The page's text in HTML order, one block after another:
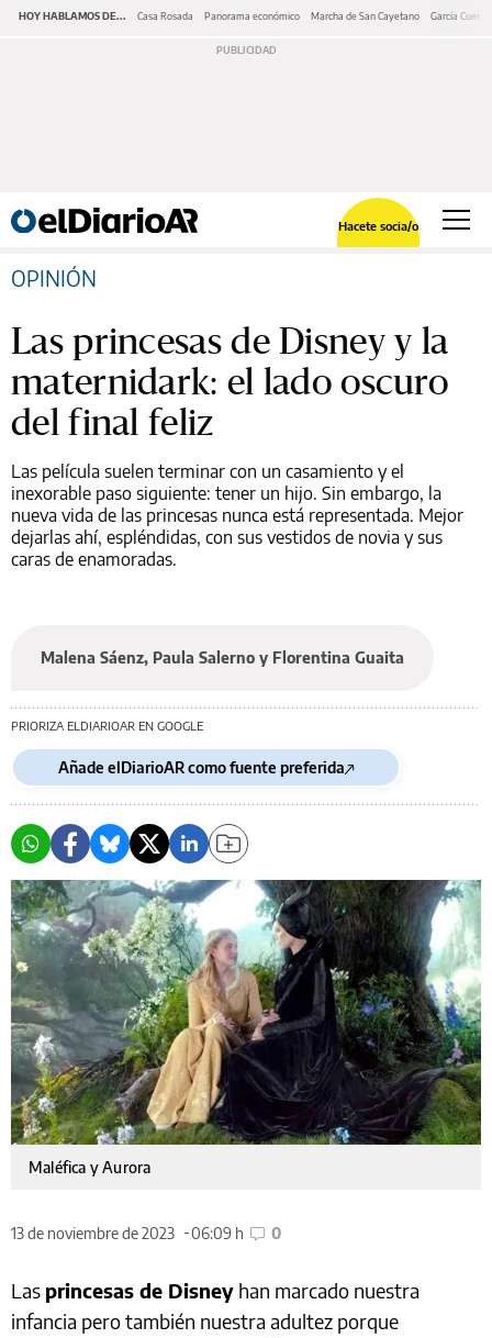
HOY HABLAMOS DE... Casa Rosada Panorama económico Marcha de San Cayetano García Cuerva
Hacete socia/o
OPINIÓN
Las princesas de Disney y la
maternidark: el lado oscuro
del final feliz
Las película suelen terminar con un casamiento y el
inexorable paso siguiente: tener un hijo. Sin embargo, la
nueva vida de las princesas nunca está representada. Mejor
dejarlas ahí, espléndidas, con sus vestidos de novia y sus
caras de enamoradas.
Malena Sáenz, Paula Salerno y Florentina Guaita
PRIORIZA ELDIARIOAR EN GOOGLE
Añade elDiarioAR como fuente preferida
Maléfica y Aurora
13 de noviembre de 2023 06:09 h 0
Las princesas de Disney han marcado nuestra
infancia pero también nuestra adultez porque